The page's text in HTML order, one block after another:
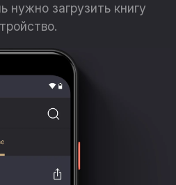
нужно загрузить книгу